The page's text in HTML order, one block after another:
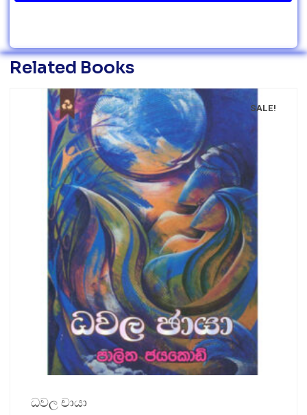
Related Books
SALE!
ධවල චායා